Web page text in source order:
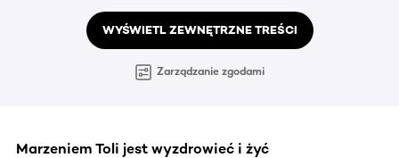
WYŚWIETL ZEWNĘTRZNE TREŚCI
Zarządzanie zgodami
Marzeniem Toli jest wyzdrowieć i żyć